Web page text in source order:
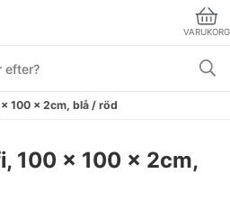
VARUKORG
100 x 2cm, blå / röd
100 x 100 x 2cm,